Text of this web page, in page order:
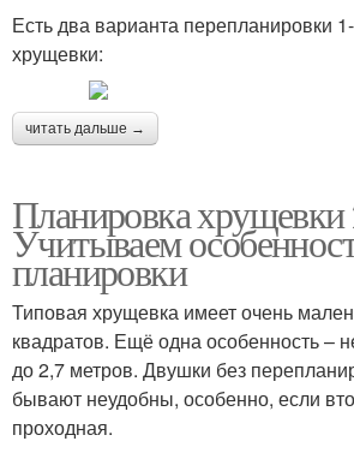
Есть два варианта перепланировки
хрущевки:
читать дальше →
Планировка хрущевки
Учитываем
планировки
Типовая хрущевка имеет очень
квадратов. Ещё одна особенность –
до 2,7 метров. Двушки без
бывают неудобны, особенно, если
проходная.